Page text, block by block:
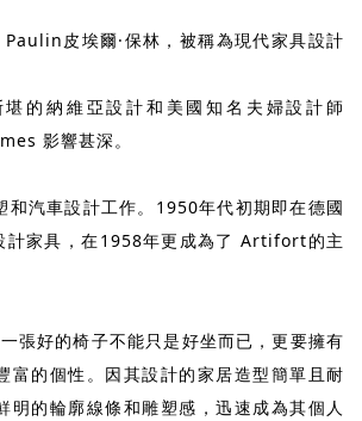
皮埃爾·保林，被稱為現代家具設計
的納維亞設計和美國知名夫婦設計師
影響甚深。
和汽車設計工作。1950年代初期即在德國
家具，在1958年更成為了 Artifort的主
張好的椅子不能只是好坐而已，更要擁有
富的個性。因其設計的家居造型簡單且耐
明的輪廓線條和雕塑感，迅速成為其個人